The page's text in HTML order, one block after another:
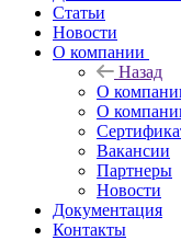
Статьи
Новости
О компании
Назад
О
О
Вакансии
Партнеры
Новости
Документация
Контакты